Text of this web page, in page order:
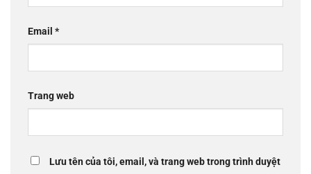
Email *
Trang web
Lưu tên của tôi, email, và trang web trong trình duyệt